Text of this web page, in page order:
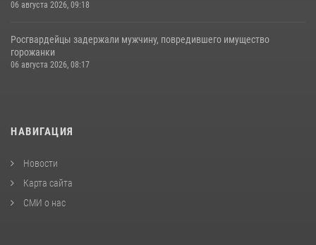
06 августа 2026, 09:18
Росгвардейцы задержали мужчину, повредившего имущество
горожанки
06 августа 2026, 08:17
НАВИГАЦИЯ
Новости
Карта сайта
СМИ о нас